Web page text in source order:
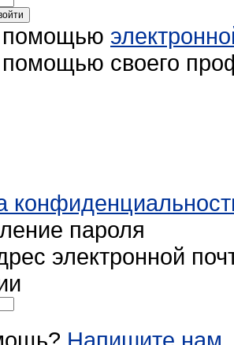
помощью
помощью своего
пароля
электронной